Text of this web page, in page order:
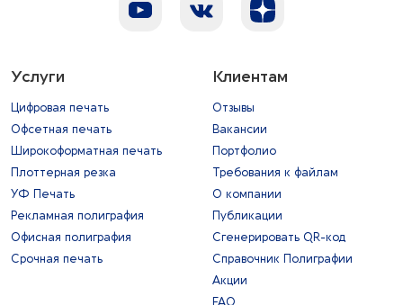
Услуги
Цифровая печать
Офсетная печать
Широкоформатная печать
Плоттерная резка
УФ Печать
Рекламная полиграфия
Офисная полиграфия
Срочная печать
Клиентам
Отзывы
Вакансии
Портфолио
Требования к файлам
О компании
Публикации
Сгенерировать QR-код
Справочник Полиграфии
Акции
FAQ